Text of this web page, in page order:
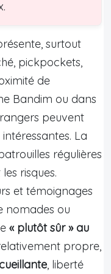
surtout
pickpockets,
de
Bandim ou dans
peuvent
La
régulières
risques.
et témoignages
nomades ou
« plutôt sûr » au
propre,
, liberté